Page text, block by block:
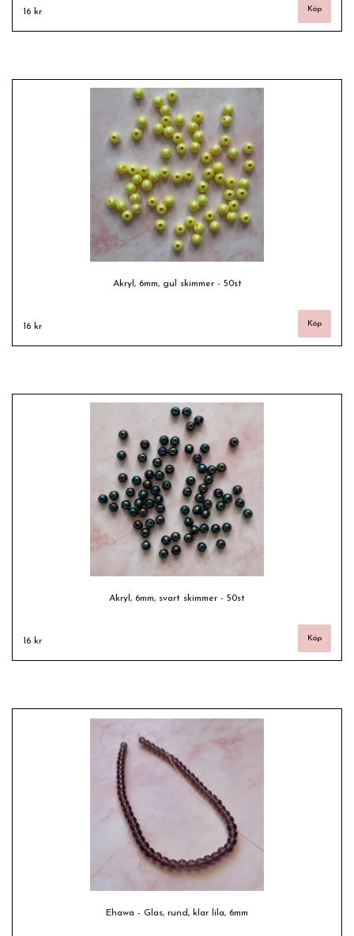
16 kr
Akryl, 6mm, gul skimmer - 50st
16 kr
Akryl, 6mm, svart skimmer - 50st
16 kr
Ehawa - Glas, rund, klar lila, 6mm